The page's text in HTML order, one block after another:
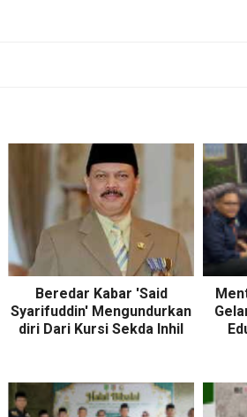
Beredar Kabar 'Said
Syarifuddin' Mengundurkan
diri Dari Kursi Sekda Inhil